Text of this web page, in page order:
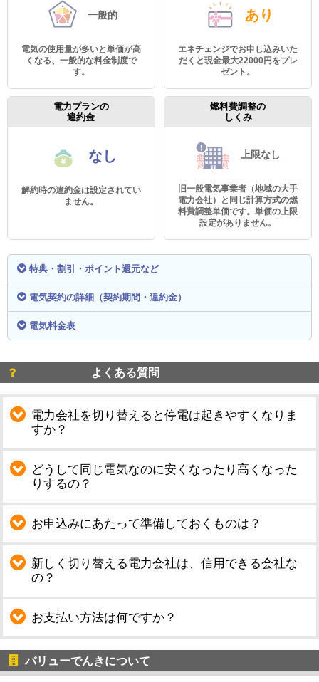
一般的
電気の使用量が多いと単価が高
くなる、一般的な料金制度で
す。
あり
エネチェンジでお申し込みいた
だくと現金最大22000円をプレ
ゼント。
電力プランの
違約金
なし
解約時の違約金は設定されてい
ません。
燃料費調整の
しくみ
上限なし
旧一般電気事業者（地域の大手
電力会社）と同じ計算方式の燃
料費調整単価です。単価の上限
設定がありません。
特典・割引・ポイント還元など
電気契約の詳細（契約期間・違約金）
電気料金表
よくある質問
電力会社を切り替えると停電は起きやすくなりま
すか？
どうして同じ電気なのに安くなったり高くなった
りするの？
お申込みにあたって準備しておくものは？
新しく切り替える電力会社は、信用できる会社な
の？
お支払い方法は何ですか？
バリューでんきについて